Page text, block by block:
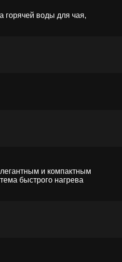
горячей воды для чая
и компактным
быстрого нагрева